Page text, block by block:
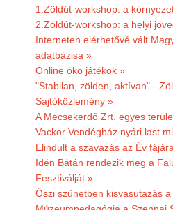
1.Zöldút-workshop: a
2.Zöldút-workshop: a helyi
Interneten elérhetővé vált
adatbázisa »
Online öko játékok »
"Stabilan, zölden, aktívan" -
Sajtóközlemény »
A Mecsekerdő Zrt. egyes
Vackor Vendégház nyári last
Elindult a szavazás az Év
Idén Bátán rendezik meg a
Fesztiválját »
Őszi szünetben kisvasutazás